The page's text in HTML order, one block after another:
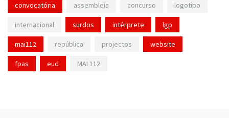
convocatória assembleia concurso logotipo
internacional surdos intérprete lgp
mai112 república projectos website
fpas eud MAI 112